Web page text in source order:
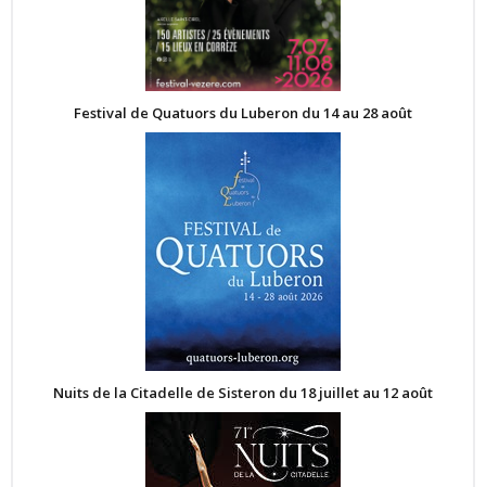
Festival de Quatuors du Luberon du 14 au 28 août
Nuits de la Citadelle de Sisteron du 18 juillet au 12 août